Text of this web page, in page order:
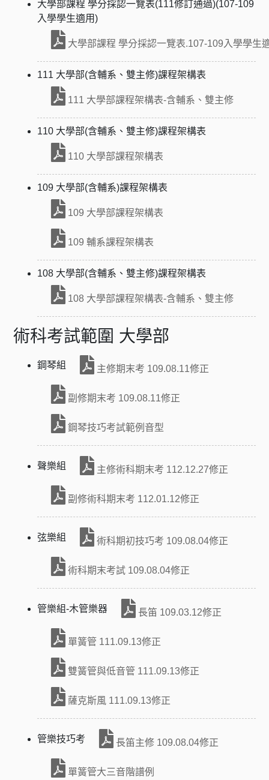
大學部課程 學分採認一覽表(111修訂通過)(107-109
入學學生適用)
大學部課程 學分採認一覽表.107-109入學學生
111 大學部(含輔系、雙主修)課程架構表
111 大學部課程架構表-含輔系、雙主修
110 大學部(含輔系、雙主修)課程架構表
110 大學部課程架構表
109 大學部(含輔系)課程架構表
109 大學部課程架構表
109 輔系課程架構表
108 大學部(含輔系、雙主修)課程架構表
108 大學部課程架構表-含輔系、雙主修
術科考試範圍 大學部
鋼琴組 主修期末考 109.08.11修正
副修期末考 109.08.11修正
鋼琴技巧考試範例音型
聲樂組 主修術科期末考 112.12.27修正
副修術科期末考 112.01.12修正
弦樂組 術科期初技巧考 109.08.04修正
術科期末考試 109.08.04修正
管樂組-木管樂器 長笛 109.03.12修正
單簧管 111.09.13修正
雙簧管與低音管 111.09.13修正
薩克斯風 111.09.13修正
管樂技巧考 長笛主修 109.08.04修正
單簧管大三音階譜例